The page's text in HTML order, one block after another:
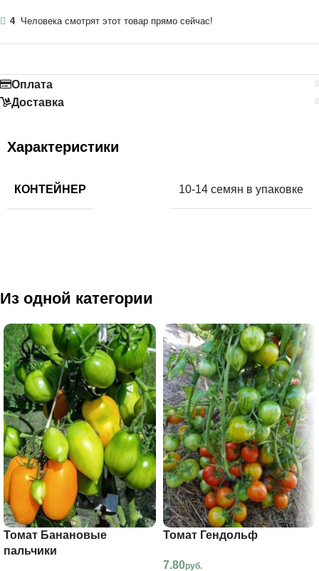
4 Человека смотрят этот товар прямо сейчас!
Оплата
Доставка
Характеристики
КОНТЕЙНЕР 10-14 семян в упаковке
Из одной категории
Томат Банановые
пальчики
Томат Гендольф
7.80руб.